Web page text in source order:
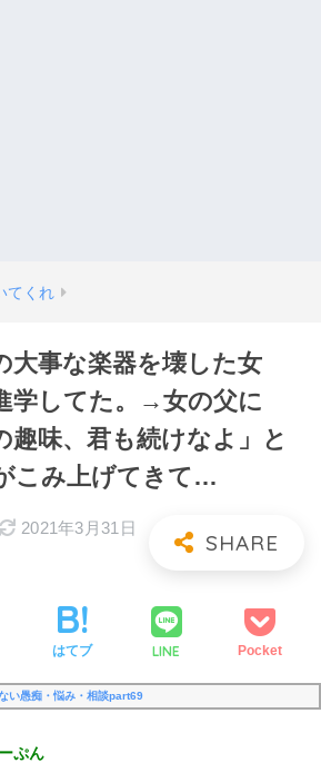
てくれ
大事な楽器を壊した女
学してた。→女の父に
趣味、君も続けなよ」と
こみ上げてきて…
2021年3月31日
はてブ LINE Pocket
い愚痴・悩み・相談part69
ぷん